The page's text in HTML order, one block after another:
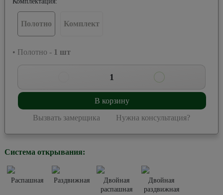
Полотно Комплект
• Полотно - 1 шт
1
В корзину
Вызвать замерщика Нужна консультация?
Система открывания:
Распашная Раздвижная
Двойная
распашная
Двойная
раздвижная